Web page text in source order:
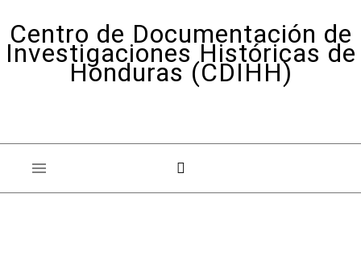
Centro de Documentación de
Investigaciones Históricas de
Honduras (CDIHH)